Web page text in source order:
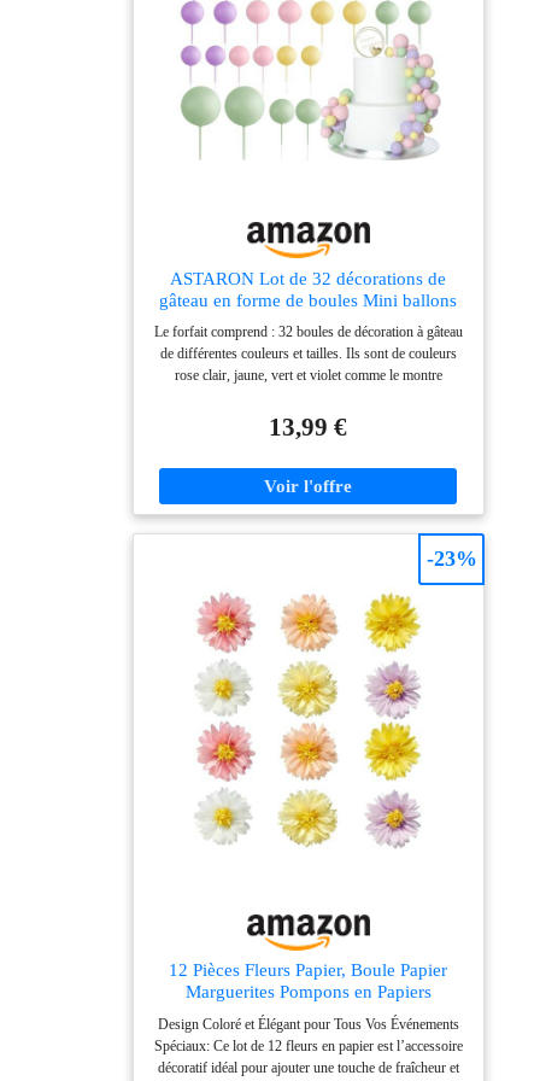
combinées, très appropriées pour la décoration de
gâteau lors de diverses fêtes, telles que fête
d'anniversaire, baby shower, Saint Valentin, mariage. ,
fête de révélation du genre, décorations de cupcakes de
fête d'anniversaire. Vous pouvez également les
appliquer pour la crème glacée, les fruits, les biscuits et
autres desserts. Astuces : Ces boules de cupcake
toppers sont jetables et non comestibles. Uniquement à
ASTARON Lot de 32 décorations de
gâteau en forme de boules Mini ballons
Bâtonnets de décoration de gâteau
Boules en mousse Pics à gâteau pour fête
de mariage Anniversaire (Coloré)
Le forfait comprend : 32 boules de décoration à gâteau
de différentes couleurs et tailles. Ils sont de couleurs
rose clair, jaune, vert et violet comme le montre
diamètre de ces boules est de 2 cm, 2,5 cm, 3 cm, 4
cm, 8 pièces de chaque taille. La combinaison de la
finesse et de délicatesse. Matériau de qualité supérieure
: ces boules colorées pour cupcakes sont faites de
à température ambiante, tels que la décoration de
gâteaux ou de desserts, ou les cupcakes, les fruits, le
fromage et tout plat et apéritif que vous souhaitez
décorer. Conseils : ces boules colorées de décoration
de gâteau sont jetables et non comestibles, uniquement
à des fins de décoration, et veuillez ne pas les utiliser
au four ou au micro-ondes.
13,99 €
12 Pièces Fleurs Papier, Boule Papier
Marguerites Pompons en Papiers
Pompons Décoratifs en Papiers
Marguerites Pastel Pour Mariage Party
Anniversaire Baptême Pour Chambre
Design Coloré et Élégant pour Tous Vos Événements
Spéciaux: Ce lot de 12 fleurs en papier est l’accessoire
décoratif idéal pour ajouter une touche de fraîcheur et
-23%